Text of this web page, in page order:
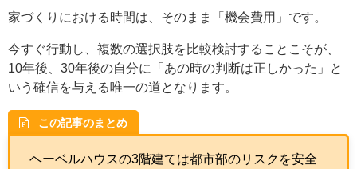
家づくりにおける時間は、そのまま「機会費用」です。
今すぐ行動し、複数の選択肢を比較検討することこそが、
10年後、30年後の自分に「あの時の判断は正しかった」と
いう確信を与える唯一の道となります。
この記事のまとめ
ヘーベルハウスの3階建ては都市部のリスクを安全